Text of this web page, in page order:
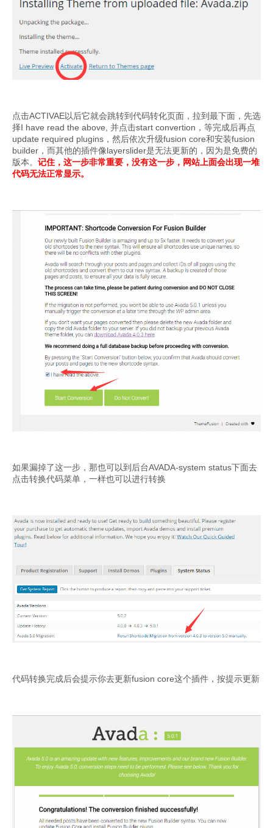
点击ACTIVAE以后它就会跳转到代码转化页面，拉到最下面，先选
择I have read the above, 并点击start convertion，等完成后再点
update required plugins，然后依次升级fusion core和安装fusion
builder，而其他的插件像layerslider是无法更新的，因为是免费的
版本。 记住，这一步非常重要，没有这一步，网站上面会出现一堆
代码无法正常显示。
如果漏掉了这一步，那也可以到后台AVADA-system status下面去
点击转换代码菜单，一样也可以进行转换
代码转换完成后会提示你去更新fusion core这个插件，按提示更新